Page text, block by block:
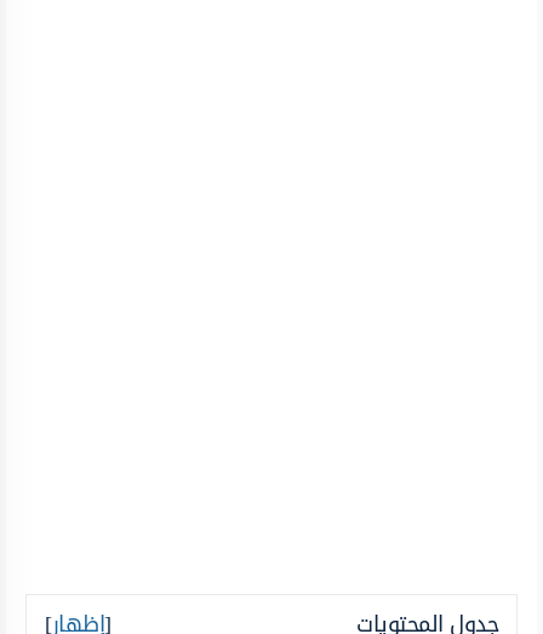
جدول المحتويات [إظهار]